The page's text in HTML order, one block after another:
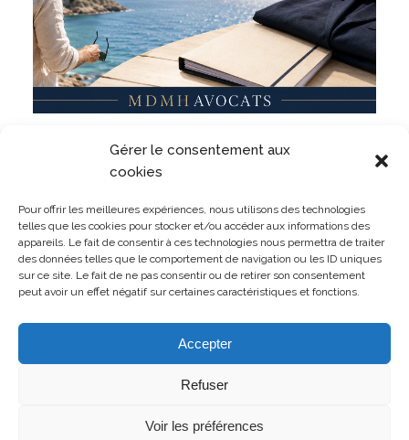
Gérer le consentement aux
cookies
Pour offrir les meilleures expériences, nous utilisons des technologies
telles que les cookies pour stocker et/ou accéder aux informations des
appareils. Le fait de consentir à ces technologies nous permettra de traiter
des données telles que le comportement de navigation ou les ID uniques
sur ce site. Le fait de ne pas consentir ou de retirer son consentement
peut avoir un effet négatif sur certaines caractéristiques et fonctions.
Accepter
Refuser
Voir les préférences
peut-il être sanctionné pour des faits commis
pendant ses vacances ?
LIRE L'ARTICLE
TOUTES LES PUBLICATIONS